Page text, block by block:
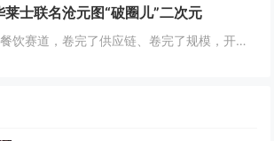
士联名沧元图“破圈儿”二次元
2024年的连锁餐饮赛道，卷完了供应链、卷完了规模，开始卷起了营销和文化，而作为我国连锁快餐的龙头企业，华莱士无疑是最会玩儿的“玩家”之一。日前，华莱士联名沧元图，用国潮、国漫文化，破圈儿二次元，掀起了“华门信徒”和二次元粉丝的“双厨狂喜”...